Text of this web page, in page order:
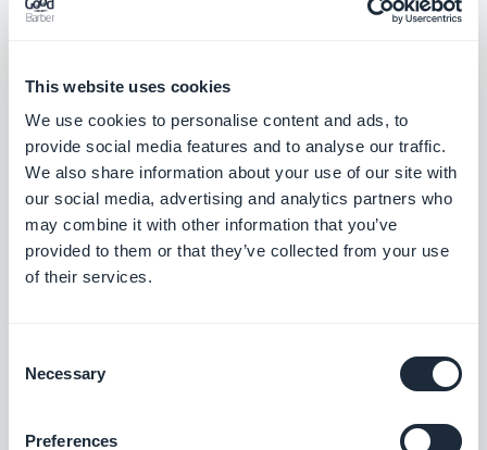
This website uses cookies
We use cookies to personalise content and ads, to
provide social media features and to analyse our traffic.
We also share information about your use of our site with
our social media, advertising and analytics partners who
may combine it with other information that you’ve
provided to them or that they’ve collected from your use
of their services.
Selection
Necessary
Preferences
Ihren Kunden unterhalten, aufgewertet. Sie werden
App geschätzt fühlen. Dies zeigt, dass Sie ihnen
vertrauen. Sie können auch stolz darauf sein, dass
sie bestimmte Aktionen selbst durchführen
können. Selbst wenn sie ihre App nicht selbst
erstellt haben, werden sie, wenn sie Pushs senden
oder Ereignisse im Kalender ihrer App erstellen,
nicht zögern, dies mitzuteilen. Und das wird in
Wenn Sie Ihren Kunden keinen Zugang zu Ihrem